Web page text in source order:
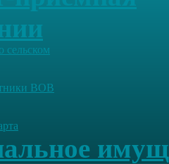
сельском
ВОВ